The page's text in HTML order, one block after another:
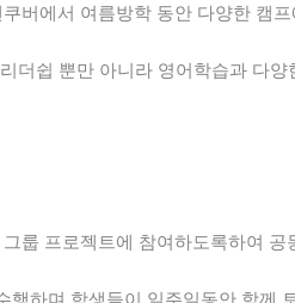
버에서 여름방학 동안 다양한 캠
더쉽 뿐만 아니라 영어학습과 다
룹 프로젝트에 참여하도록하여